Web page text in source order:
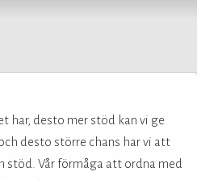
har, desto mer stöd kan vi ge
desto större chans har vi att
stöd. Vår förmåga att ordna med